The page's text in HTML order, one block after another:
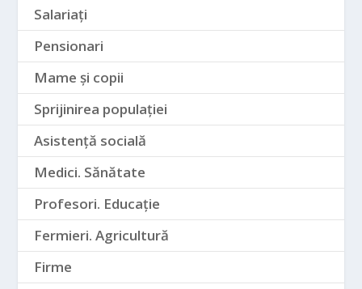
Salariați
Pensionari
Mame și copii
Sprijinirea populației
Asistență socială
Medici. Sănătate
Profesori. Educație
Fermieri. Agricultură
Firme